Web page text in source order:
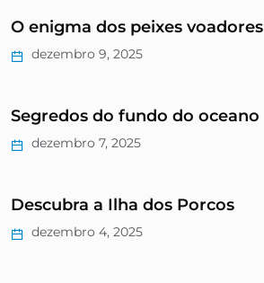
O enigma dos peixes voadores
dezembro 9, 2025
Segredos do fundo do oceano
dezembro 7, 2025
Descubra a Ilha dos Porcos
dezembro 4, 2025